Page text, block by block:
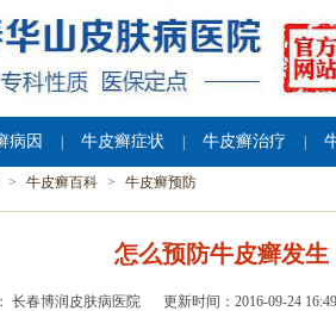
病因 牛皮癣症状 牛皮癣治疗
> 牛皮癣百科 > 牛皮癣预防
怎么预防牛皮癣发生
长春博润皮肤病医院 更新时间：2016-09-24